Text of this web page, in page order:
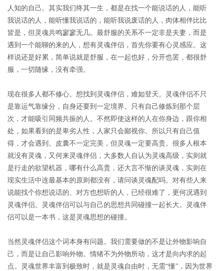
人知的自己。其实我们终其一生，都是在找一个能说话的人，能听
我说话的人，能听懂我说话的，能听我说废话的人，肉体相伴比比
皆是，但灵魂共鸣寥寥无几。最舒服的关系不一定非是夫妻，而是
遇到一个能聊的来的人，想有灵魂伴侣，首先你要有心灵感应。这
样说还是好累，简单说就是舒服，在一起也好，分开也罢，都很舒
服，一切随缘，没有牵强。
现在很多人都不修心。想找到灵魂伴侣，难如登天。灵魂伴侣不只
是靠运气靠缘分，自身还要到一定境界。只有自己修炼到那个层
次，才能吸引同频共振的人。不然即使这样的人在你身边，跟你相
处，如果看到的是卑劣人性，人家只会鄙视你。所以只有自己值
得，才会遇到。皮囊不一定完美，但灵魂一定要高贵。很多人根本
就没有灵魂，又何来灵魂伴侣，大多数人自认为灵魂高级，实则就
是行走的欲望机器，哪有什么高贵，还大言不惭的谈灵魂，实则在
现实生活中连最基本的原则都没有，请问谈灵魂配吗。对有些人来
说能找个你想说话的、对方也想听的人，已经很难了，更何况遇到
灵魂伴侣。灵魂伴侣可以与自己的思想共同碰撞一起长大。灵魂伴
侣可以是一本书，这是灵魂思想的碰撞。
当然灵魂伴侣这个词本身有问题。我们需要做的不是让外物影响自
己，而是让自己影响外物。情绪不为外物所动，这才是向内求的起
点。灵魂世界丰富到极致时，就是灵魂自由时，无需“懂”，因为世界